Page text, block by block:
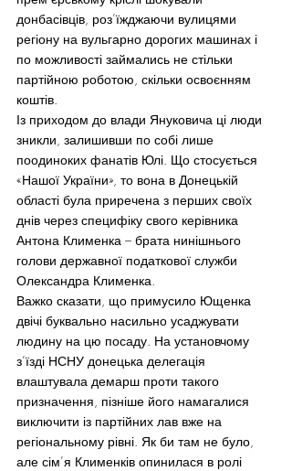
донбасівців, роз’їжджаючи вулицями
регіону на вульгарно дорогих машинах і
по можливості займались не стільки
партійною роботою, скільки освоєнням
коштів.
Із приходом до влади Януковича ці люди
зникли, залишивши по собі лише
поодиноких фанатів Юлі. Що стосується
«Нашої України», то вона в Донецькій
області була приречена з перших своїх
днів через специфіку свого керівника
Антона Клименка – брата нинішнього
голови державної податкової служби
Олександра Клименка.
Важко сказати, що примусило Ющенка
двічі буквально насильно усаджувати
людину на цю посаду. На установчому
з’їзді НСНУ донецька делегація
влаштувала демарш проти такого
призначення, пізніше його намагалися
виключити із партійних лав вже на
регіональному рівні. Як би там не було,
але сім’я Клименків опинилася в ролі